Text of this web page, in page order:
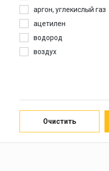
аргон, углекислый газ
ацетилен
водород
воздух
ацетилен) + кислород
кислород
метан
пропан
Очистить